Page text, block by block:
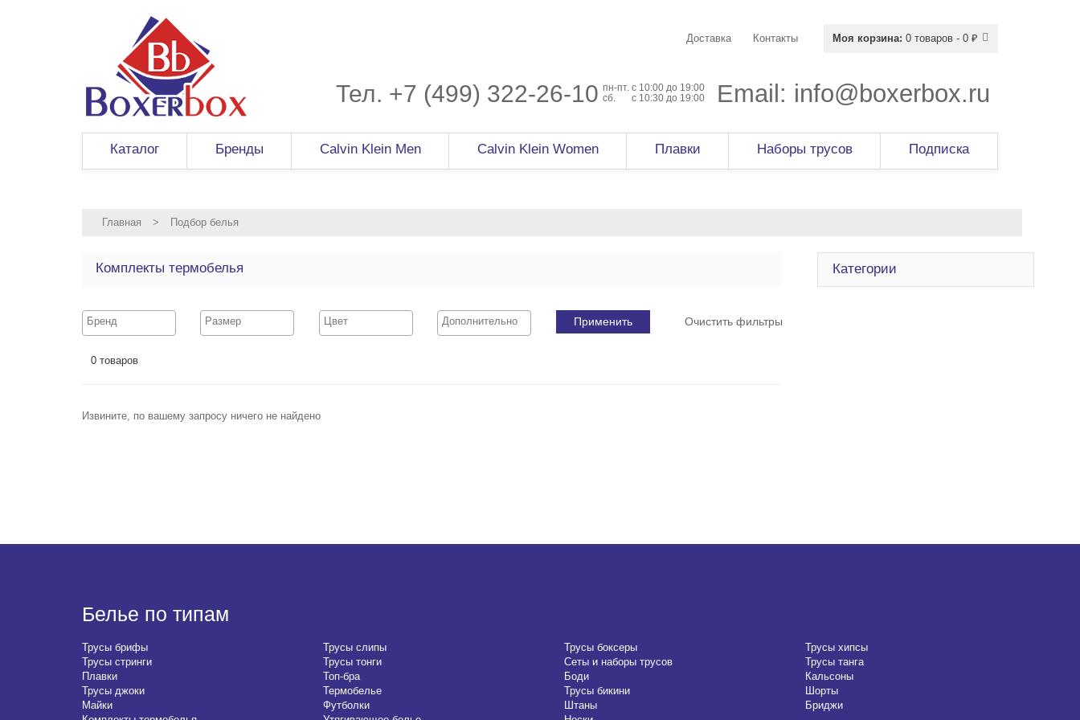
Моя корзина: 0 товаров - 0 ₽
Доставка Контакты
Тел. +7 (499) 322-26-10 пн-пт. c 10:00 до 19:00
сб.
с 10:30 до 19:00 Email: info@boxerbox.ru
Каталог Бренды Calvin Klein Men Calvin Klein Women Плавки Наборы трусов Подписка
Главная > Подбор белья
Категории
Комплекты термобелья
Применить Очистить фильтры
0 товаров
Извините, по вашему запросу ничего не найдено
Белье по типам
Трусы брифы Трусы слипы Трусы боксеры
Трусы хипсы
Трусы стринги
Трусы тонги Сеты и наборы трусов
Трусы танга
Плавки
Топ-бра Боди
Кальсоны
Трусы джоки
Термобелье Трусы бикини
Шорты
Майки
Футболки Штаны
Бриджи